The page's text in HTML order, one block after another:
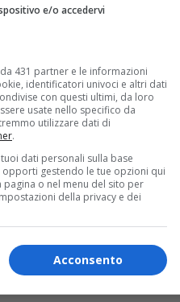
e/o accedervi
431 partner e le informazioni
identificatori univoci e altri dati
con questi ultimi, da loro
usate nello specifico da
utilizzare dati di
.
dati personali sulla base
gestendo le tue opzioni qui
pagina o nel menu del sito per
della privacy e dei
Acconsento